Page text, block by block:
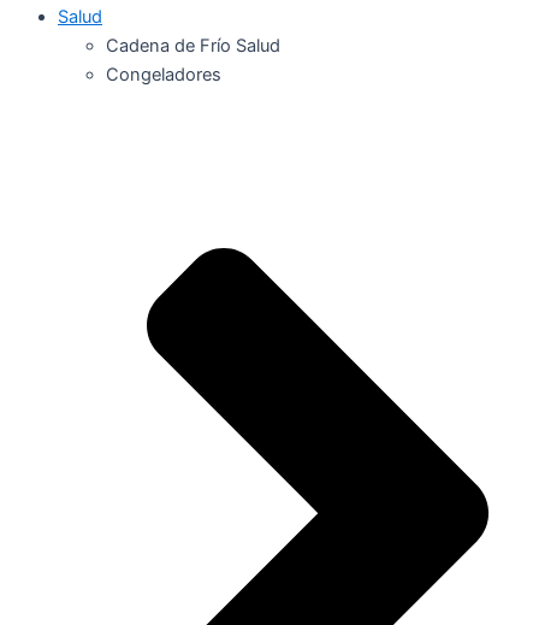
Salud
Cadena de Frío Salud
Congeladores